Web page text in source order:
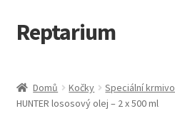
Přeskočit
na
Přejít
k
webu
Reptarium
Košík
Domů Kočky Speciální krmivo
HUNTER lososový olej – 2 x 500 ml